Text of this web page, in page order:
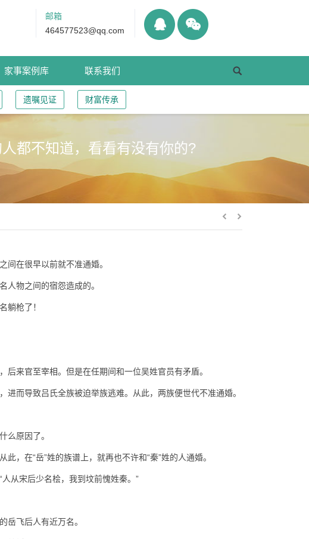
邮箱
464577523@qq.com
家事案例库 联系我们
遗嘱见证 财富传承
都不知道，看看有没有你的?
间在很早以前就不准通婚。
人物之间的宿怨造成的。
躺枪了！
来官至宰相。但是在任期间和一位吴姓官员有矛盾。
而导致吕氏全族被迫举族逃难。从此，两族便世代不准通婚。
么原因了。
，在“岳”姓的族谱上，就再也不许和“秦”姓的人通婚。
从宋后少名桧，我到坟前愧姓秦。”
岳飞后人有近万名。